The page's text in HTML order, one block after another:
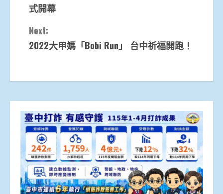
式開幕
Next:
2022大甲媽「Bobi Run」 台中祈福開跑！